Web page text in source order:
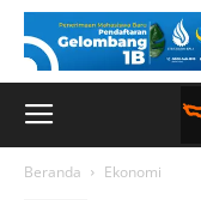
Beranda Ekonomi